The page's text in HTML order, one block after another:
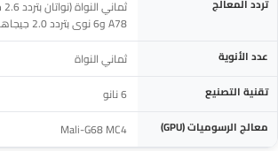
تردد المعالج
A78 و6 نوى بتردد 2.0 جيجاهرتز من نوع Cortex-A55)
عدد الأنوية ثماني النواة
تقنية التصنيع 6 نانو
معالج الرسوميات (GPU) Mali-G68 MC4